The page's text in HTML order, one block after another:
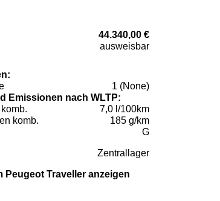
44.340,00 €
ausweisbar
1 (None)
Emissionen nach WLTP:
7,0 l/100km
komb.
185 g/km
G
Zentrallager
Peugeot Traveller anzeigen